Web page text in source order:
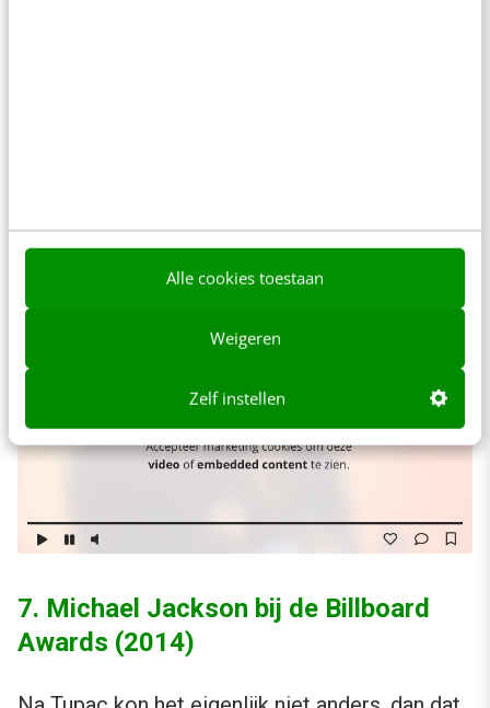
Alle cookies toestaan
Weigeren
Zelf instellen
disposal?”
7. Michael Jackson bij de Billboard
Awards (2014)